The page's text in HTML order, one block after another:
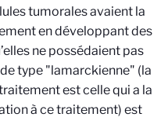
tumorales avaient la
en développant des
ne possédaient pas
type "lamarckienne" (la
est celle qui a la
à ce traitement) est